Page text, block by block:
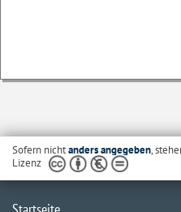
Sofern nichtanders angegeben,
Lizenz